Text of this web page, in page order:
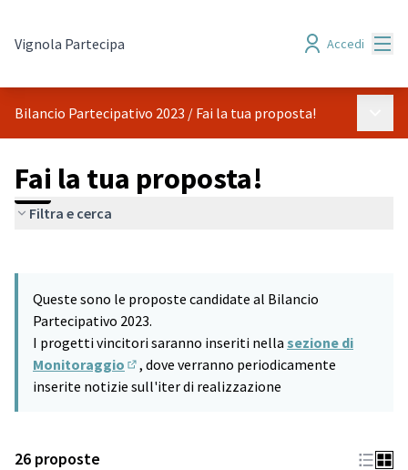
Vignola Partecipa Accedi
Bilancio Partecipativo 2023 / Fai la tua proposta!
Fai la tua proposta!
Filtra e cerca
−
Queste sono le proposte candidate al Bilancio
Partecipativo 2023.
I progetti vincitori saranno inseriti nella sezione di
Monitoraggio
(Si apre in una nuova scheda)
, dove verranno periodicamente
inserite notizie sull'iter di realizzazione
26 proposte